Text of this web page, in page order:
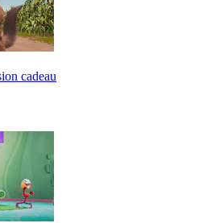
cadeau